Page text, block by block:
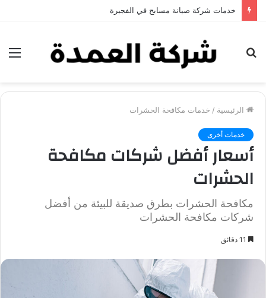
خدمات شركة جلي وتلميع الرخام في العين
الرئيسية / خدمات مكافحة الحشرات
خدمات أخرى
أسعار أفضل شركات مكافحة
الحشرات
مكافحة الحشرات بطرق صديقة للبيئة من أفضل
شركات مكافحة الحشرات